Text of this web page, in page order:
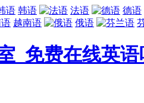
韩语 法语
德语
越南语 俄语
_免费在线英